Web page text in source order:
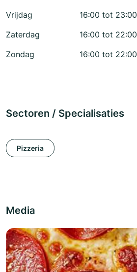
Vrijdag
16:00 tot 23:00
Zaterdag
16:00 tot 22:00
Zondag
16:00 tot 22:00
Sectoren / Specialisaties
Pizzeria
Media